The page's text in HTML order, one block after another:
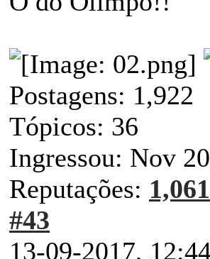
Postagens: 1,922
Tópicos: 36
Ingressou: Nov
Reputações: 1,061
#43
13-09-2017,